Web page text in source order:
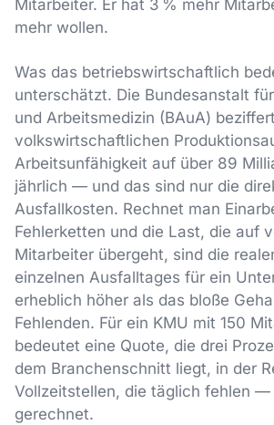
Mitarbeiter. Er hat 3 % mehr
mehr wollen.
Was das betriebswirtschaftlich
unterschätzt. Die Bundesanstalt
und Arbeitsmedizin (BAuA)
volkswirtschaftlichen
Arbeitsunfähigkeit auf über 89
jährlich — und das sind nur die
Ausfallkosten. Rechnet man
Fehlerketten und die Last, die auf
Mitarbeiter übergeht, sind die
einzelnen Ausfalltages für ein
erheblich höher als das bloße
Fehlenden. Für ein KMU mit 150
bedeutet eine Quote, die drei
dem Branchenschnitt liegt, in der
Vollzeitstellen, die täglich fehlen —
gerechnet.